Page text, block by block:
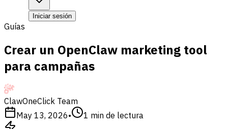
Iniciar sesión
Guías
Crear un OpenClaw marketing tool
para campañas
ClawOneClick Team
May 13, 2026• 1 min de lectura